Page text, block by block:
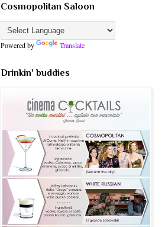
Cosmopolitan Saloon
Powered by Translate
Drinkin' buddies